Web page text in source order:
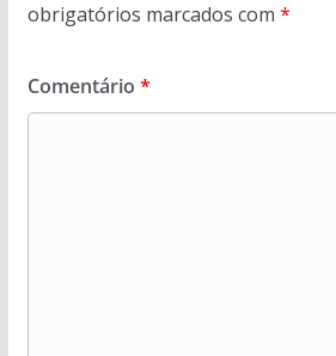
obrigatórios marcados com *
Comentário *